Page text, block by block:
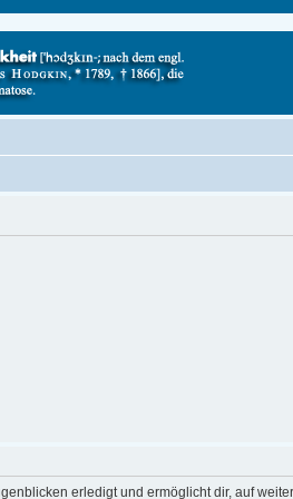
erledigt und ermöglicht dir, auf